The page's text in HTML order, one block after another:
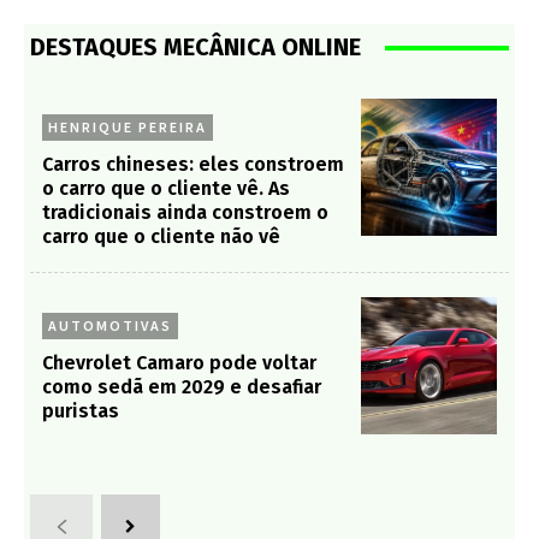
DESTAQUES MECÂNICA ONLINE
HENRIQUE PEREIRA
Carros chineses: eles constroem
o carro que o cliente vê. As
tradicionais ainda constroem o
carro que o cliente não vê
AUTOMOTIVAS
Chevrolet Camaro pode voltar
como sedã em 2029 e desafiar
puristas